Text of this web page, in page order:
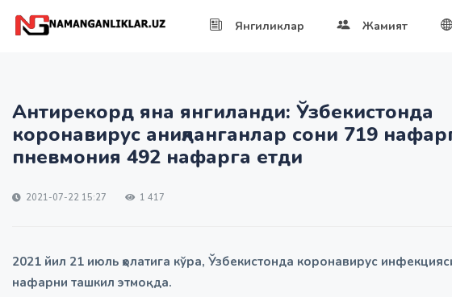
Янгиликлар Жамият
Антирекорд яна янгиланди: Ўзбекистонда
коронавирус аниқланганлар сони 719
пневмония 492 нафарга етди
2021-07-22 15:27 1 417
2021 йил 21 июль ҳолатига кўра, Ўзбекистонда коронавирус
нафарни ташкил этмоқда.